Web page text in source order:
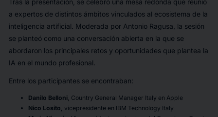
a expertos de distintos ámbitos vinculados al ecosistema de la
inteligencia artificial. Moderada por Antonio Ragusa, la sesión
se planteó como una conversación abierta en la que se
abordaron los principales retos y oportunidades que plantea la
IA en el mundo profesional.
Entre los participantes se encontraban:
Danilo Belloni, Country General Manager Italy en Apple
Nico Losito, vicepresidente en IBM Technology Italy